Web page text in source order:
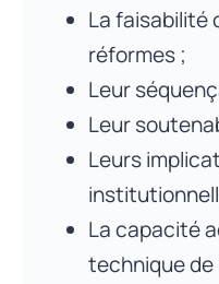
La faisabilité
réformes ;
Leur
Leur
Leurs
La capacité
technique de